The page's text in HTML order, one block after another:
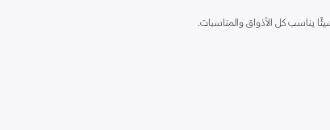
يناسب كل الأذواق والمناسبات.